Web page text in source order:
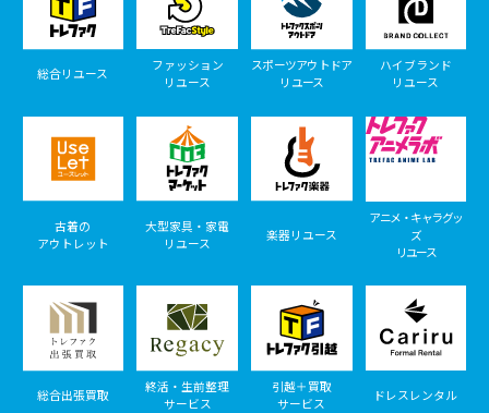
総合リユース
ファッション
リユース
スポーツアウトドア
リユース
ハイブランド
リユース
古着の
アウトレット
大型家具・家電
リユース
楽器リユース
アニメ・キャラグッ
ズ
リユース
総合出張買取
終活・生前整理
サービス
引越＋買取
サービス
ドレスレンタル